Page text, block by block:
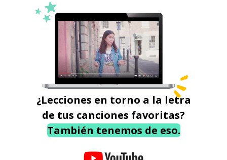
¿Lecciones en torno a la letra
de tus canciones favoritas?
También tenemos de eso.